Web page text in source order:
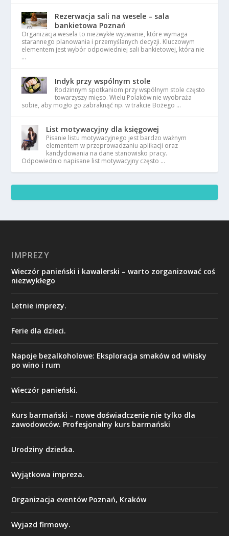
Rezerwacja sali na wesele – sala
bankietowa Poznań
Organizacja wesela to niezwykłe wyzwanie, które wymaga
starannego planowania i przemyślanych decyzji. Kluczowym
elementem jest wybór odpowiedniej sali bankietowej, która nie
…
Indyk przy wspólnym stole
Rodzinnym spotkaniom przy wspólnym stole często
towarzyszy mięso. Wielu Polaków nie wyobraża
sobie, aby mogło go zabraknąć np. w trakcie Bożego …
List motywacyjny dla księgowej
Pisanie listu motywacyjnego jest bardzo ważnym
elementem w przeprowadzaniu aplikacji oraz
kandydowania na dane stanowisko pracy.
Odpowiednio napisane list motywacyjny często …
IMPREZY
Wieczór panieński i kawalerski – warto zorganizować coś
niezwykłego
Letnie imprezy.
Ferie dla dzieci.
Napoje bezalkoholowe: Eksploracja smaków od whisky
po wino i rum
Wieczór panieński.
Kurs barmański – nowe doświadczenie nie tylko dla
zawodowców. Profesjonalny kurs barmański
Urodziny dziecka.
Wyjątkowa impreza.
Organizacja eventów Poznań, Kraków
Wyjazd firmowy.